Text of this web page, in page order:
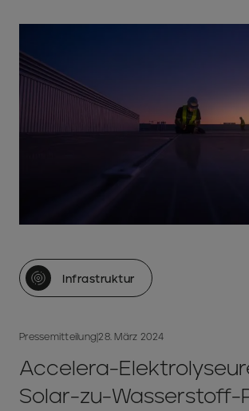
Infrastruktur
Pressemitteilung |28. März 2024
Accelera-
Solar-zu-Wasserstoff-